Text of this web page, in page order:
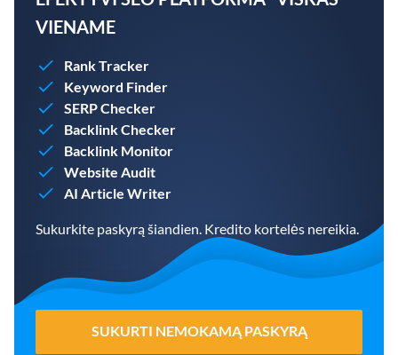
VIENAME
Rank Tracker
Keyword Finder
SERP Checker
Backlink Checker
Backlink Monitor
Website Audit
AI Article Writer
Sukurkite paskyrą šiandien. Kredito kortelės nereikia.
SUKURTI NEMOKAMĄ PASKYRĄ